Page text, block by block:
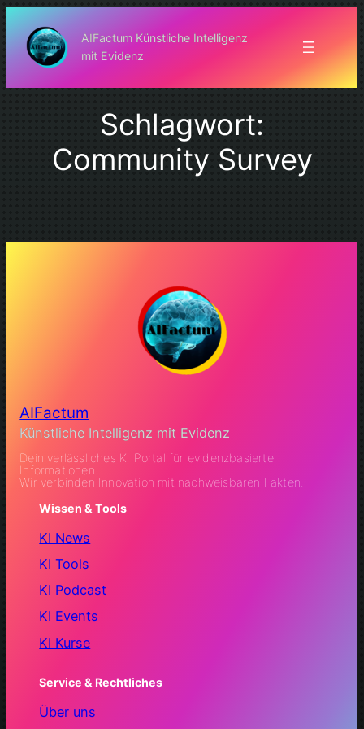
Inhalt
springen
AIFactum Künstliche Intelligenz
mit Evidenz
Schlagwort:
Community Survey
AIFactum
Künstliche Intelligenz mit Evidenz
Dein verlässliches KI Portal für evidenzbasierte
Informationen.
Wir verbinden Innovation mit nachweisbaren Fakten.
Wissen & Tools
KI News
KI Tools
KI Podcast
KI Events
KI Kurse
Service & Rechtliches
Über uns